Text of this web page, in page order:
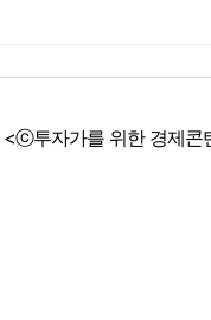
<ⓒ투자가를 위한 경제콘